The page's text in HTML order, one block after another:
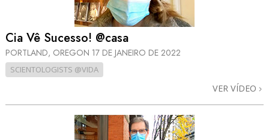
Cia Vê Sucesso! @casa
PORTLAND, OREGON 17 DE JANEIRO DE 2022
SCIENTOLOGISTS @VIDA
VER VÍDEO